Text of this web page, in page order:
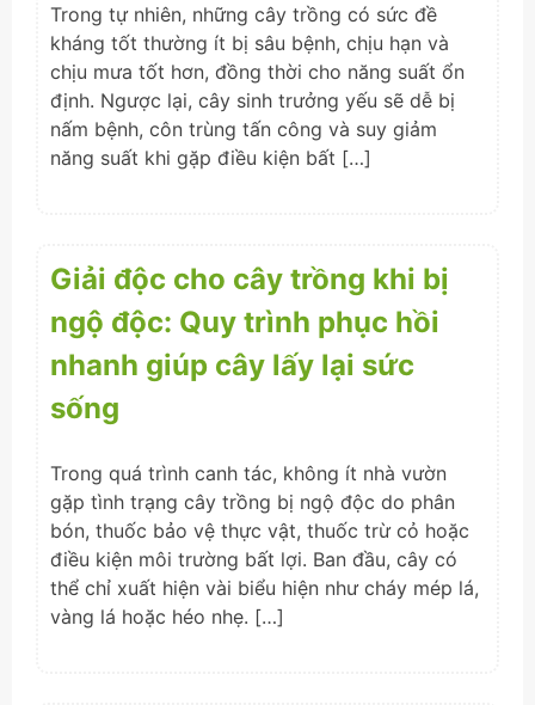
Trong tự nhiên, những cây trồng có sức đề
kháng tốt thường ít bị sâu bệnh, chịu hạn và
chịu mưa tốt hơn, đồng thời cho năng suất ổn
định. Ngược lại, cây sinh trưởng yếu sẽ dễ bị
nấm bệnh, côn trùng tấn công và suy giảm
năng suất khi gặp điều kiện bất […]
Giải độc cho cây trồng khi bị
ngộ độc: Quy trình phục hồi
nhanh giúp cây lấy lại sức
sống
Trong quá trình canh tác, không ít nhà vườn
gặp tình trạng cây trồng bị ngộ độc do phân
bón, thuốc bảo vệ thực vật, thuốc trừ cỏ hoặc
điều kiện môi trường bất lợi. Ban đầu, cây có
thể chỉ xuất hiện vài biểu hiện như cháy mép lá,
vàng lá hoặc héo nhẹ. […]